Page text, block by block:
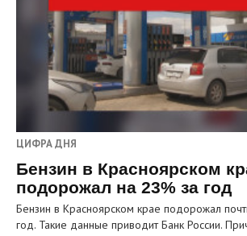
ЦИФРА ДНЯ
Бензин в Красноярском
подорожал на 23% за год
Бензин в Красноярском крае подорожал
год. Такие данные приводит Банк России.